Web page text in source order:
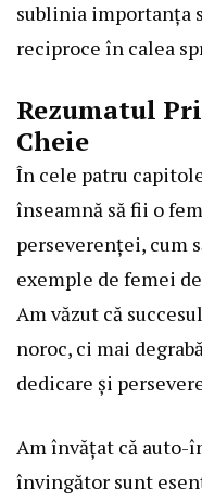
sublinia importanța
reciproce în calea
Rezumatul
Cheie
În cele patru
înseamnă să fii o
perseverenței, cum
exemple de femei
Am văzut că
noroc, ci mai
dedicare și
Am învățat că auto-
învingător sunt